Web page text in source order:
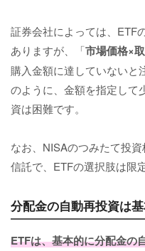
証券会社によっては、ETF
ありますが、「市場価格×
購入金額に達していないと
のように、金額を指定して
資は困難です。
なお、NISAのつみたて投
信託で、ETFの選択肢は限
分配金の自動再投資は
ETFは、基本的に分配金の